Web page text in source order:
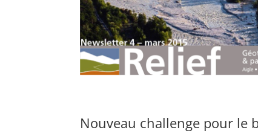
Nouveau challenge pour le